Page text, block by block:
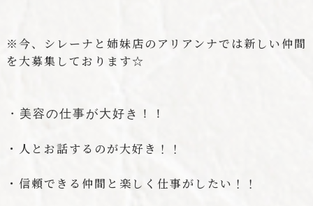
※今、シレーナと姉妹店のアリアンナでは新しい仲間
を大募集しております☆
・美容の仕事が大好き！！
・人とお話するのが大好き！！
・信頼できる仲間と楽しく仕事がしたい！！